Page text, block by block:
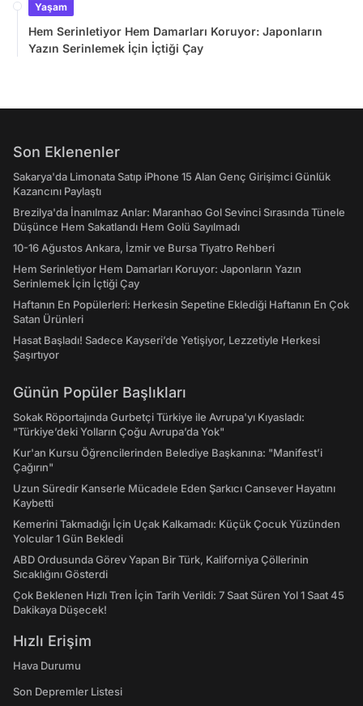
Yaşam
Hem Serinletiyor Hem Damarları Koruyor: Japonların
Yazın Serinlemek İçin İçtiği Çay
Son Eklenenler
Sakarya'da Limonata Satıp iPhone 15 Alan Genç Girişimci Günlük
Kazancını Paylaştı
Brezilya'da İnanılmaz Anlar: Maranhao Gol Sevinci Sırasında Tünele
Düşünce Hem Sakatlandı Hem Golü Sayılmadı
10-16 Ağustos Ankara, İzmir ve Bursa Tiyatro Rehberi
Hem Serinletiyor Hem Damarları Koruyor: Japonların Yazın
Serinlemek İçin İçtiği Çay
Haftanın En Popülerleri: Herkesin Sepetine Eklediği Haftanın En Çok
Satan Ürünleri
Hasat Başladı! Sadece Kayseri’de Yetişiyor, Lezzetiyle Herkesi
Şaşırtıyor
Günün Popüler Başlıkları
Sokak Röportajında Gurbetçi Türkiye ile Avrupa'yı Kıyasladı:
"Türkiye’deki Yolların Çoğu Avrupa’da Yok"
Kur'an Kursu Öğrencilerinden Belediye Başkanına: "Manifest’i
Çağırın"
Uzun Süredir Kanserle Mücadele Eden Şarkıcı Cansever Hayatını
Kaybetti
Kemerini Takmadığı İçin Uçak Kalkamadı: Küçük Çocuk Yüzünden
Yolcular 1 Gün Bekledi
ABD Ordusunda Görev Yapan Bir Türk, Kaliforniya Çöllerinin
Sıcaklığını Gösterdi
Çok Beklenen Hızlı Tren İçin Tarih Verildi: 7 Saat Süren Yol 1 Saat 45
Dakikaya Düşecek!
Hızlı Erişim
Hava Durumu
Son Depremler Listesi